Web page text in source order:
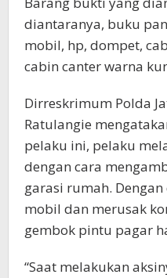
diantaranya, buku
mobil, hp, dompet,
cabin canter warna
Dirreskrimum Polda
Ratulangie
pelaku ini, pelaku
dengan cara
garasi rumah.
mobil dan merusak
gembok pintu pagar
“Saat melakukan